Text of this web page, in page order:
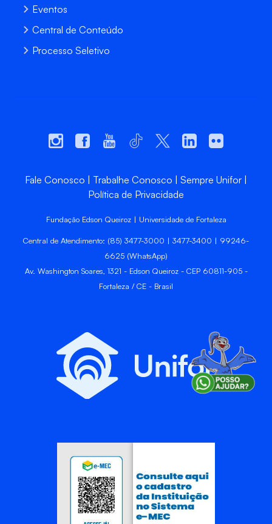
Eventos
Central de Conteúdo
Processo Seletivo
Fale Conosco Trabalhe Conosco
Sempre Unifor
Política de Privacidade
Fundação Edson Queiroz | Universidade de Fortaleza
Central de Atendimento: (85) 3477-3000 | 3477-3400 | 99246-
6625 (WhatsApp)
Av. Washington Soares, 1321 - Edson Queiroz - CEP 60811-905 -
Fortaleza / CE - Brasil